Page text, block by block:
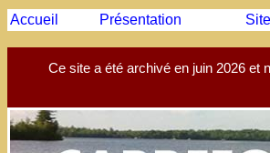
Ce site a été archivé en juin 2026
Accueil Présentation